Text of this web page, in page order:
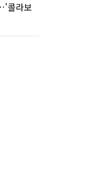
콜라보